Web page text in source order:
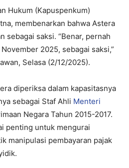
Hukum (Kapuspenkum)
membenarkan bahwa Astera
sebagai saksi. “Benar, pernah
2025, sebagai saksi,”
Selasa (2/12/2025).​
diperiksa dalam kapasitasnya
sebagai Staf Ahli Menteri
Negara Tahun 2015-2017.
penting untuk mengurai
manipulasi pembayaran pajak